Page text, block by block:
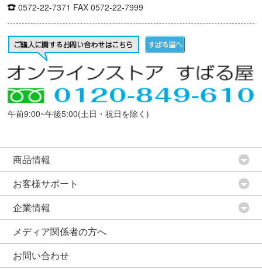
0572-22-7371 FAX 0572-22-7999
午前9:00~午後5:00(土日・祝日を除く)
商品情報
お客様サポート
企業情報
メディア関係者の方へ
お問い合わせ